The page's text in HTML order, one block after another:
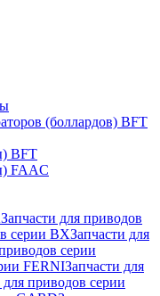
(боллардов) BFT
BFT
FAAC
Запчасти для приводов
серии BXЗапчасти для
серии
FERNIЗапчасти для
для приводов серии